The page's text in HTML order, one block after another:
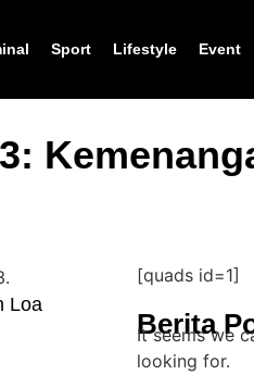
Sport Lifestyle Event
Loa
[quads id=1]
Berita
It seems we
looking for.